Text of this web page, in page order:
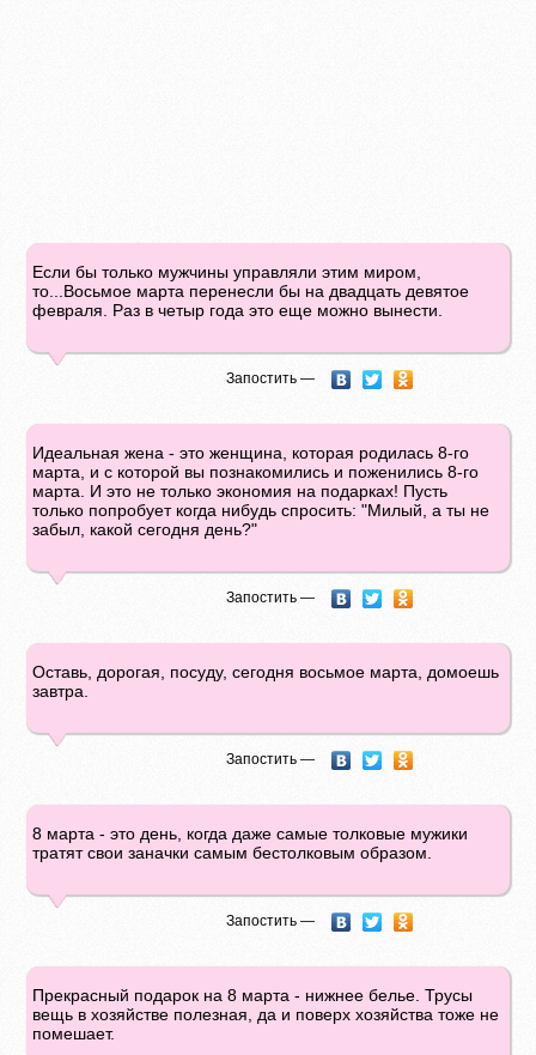
Если бы только мужчины управляли этим миром,
то...Восьмое марта перенесли бы на двадцать девятое
февраля. Раз в четыр года это еще можно вынести.
Запостить —
Идеальная жена - это женщина, которая родилась 8-го
марта, и с которой вы познакомились и поженились 8-го
марта. И это не только экономия на подарках! Пусть
только попробует когда нибудь спросить: "Милый, а ты не
забыл, какой сегодня день?"
Запостить —
Оставь, дорогая, посуду, сегодня восьмое марта, домоешь
завтра.
Запостить —
8 марта - это день, когда даже самые толковые мужики
тратят свои заначки самым бестолковым образом.
Запостить —
Прекрасный подарок на 8 марта - нижнее белье. Трусы
вещь в хозяйстве полезная, да и поверх хозяйства тоже не
помешает.